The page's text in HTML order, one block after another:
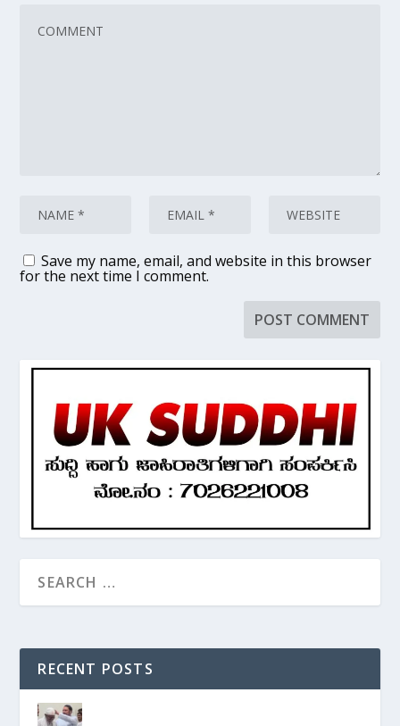
Save my name, email, and website in this browser
for the next time I comment.
RECENT POSTS